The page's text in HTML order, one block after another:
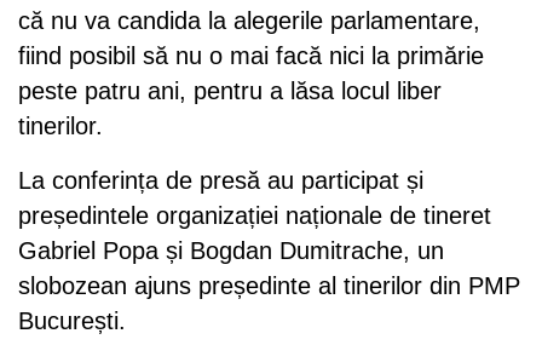
că nu va candida la alegerile parlamentare,
fiind posibil să nu o mai facă nici la primărie
peste patru ani, pentru a lăsa locul liber
tinerilor.
La conferința de presă au participat și
președintele organizației naționale de tineret
Gabriel Popa și Bogdan Dumitrache, un
slobozean ajuns președinte al tinerilor din PMP
București.